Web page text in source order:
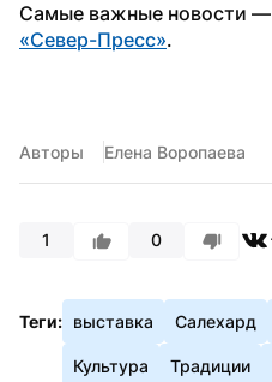
«Север-Пресс».
Авторы Елена Воропаева
1 0
Теги: выставка Салехард
Культура Традиции